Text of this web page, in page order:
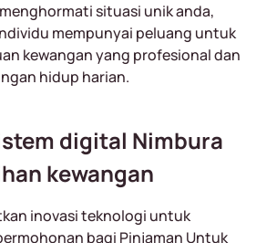
situasi unik anda,
mempunyai peluang untuk
kewangan yang profesional dan
hidup harian.
digital Nimbura
kewangan
inovasi teknologi untuk
bagi Pinjaman Untuk